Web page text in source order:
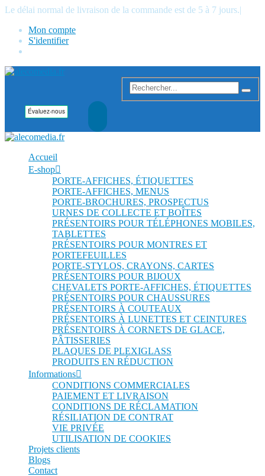
Le délai normal de livraison de la commande est de 5 à 7 jours.|
Mon compte
S'identifier
Accueil
E-shop
PORTE-AFFICHES, ÉTIQUETTES
PORTE-AFFICHES, MENUS
PORTE-BROCHURES, PROSPECTUS
URNES DE COLLECTE ET BOÎTES
PRÉSENTOIRS POUR TÉLÉPHONES MOBILES,
TABLETTES
PRÉSENTOIRS POUR MONTRES ET
PORTEFEUILLES
PORTE-STYLOS, CRAYONS, CARTES
PRÉSENTOIRS POUR BIJOUX
CHEVALETS PORTE-AFFICHES, ÉTIQUETTES
PRÉSENTOIRS POUR CHAUSSURES
PRÉSENTOIRS À COUTEAUX
PRÉSENTOIRS À LUNETTES ET CEINTURES
PRÉSENTOIRS À CORNETS DE GLACE,
PÂTISSERIES
PLAQUES DE PLEXIGLASS
PRODUITS EN RÉDUCTION
Informations
CONDITIONS COMMERCIALES
PAIEMENT ET LIVRAISON
CONDITIONS DE RÉCLAMATION
RÉSILIATION DE CONTRAT
VIE PRIVÉE
UTILISATION DE COOKIES
Projets clients
Blogs
Contact